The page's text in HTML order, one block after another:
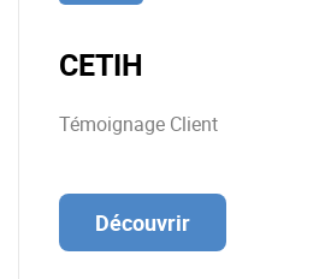
CETIH
Témoignage Client
Découvrir